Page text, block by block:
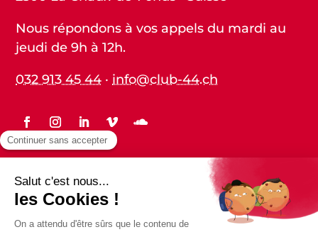
Nous répondons à vos appels du mardi au
jeudi de 9h à 12h.
032 913 45 44 ·info@club-44.ch
Protection des données